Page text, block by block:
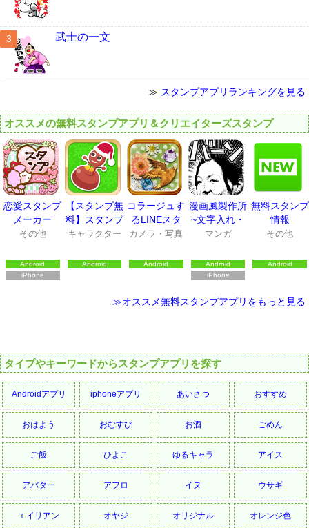
武士の一文
≫ スタンプアプリランキングを見る
オススメの無料スタンプアプリ＆クリエイターズスタンプ
恋愛スタンプ
メーカー
その他
Android
iPhone
【スタンプ無
料】スタンプ
×スタンプ LI
デコメ
キャラクター
Android
コラージュす
るLINEスタ
ンプ共有は､
ン)
カメラ・写真
Android
漫画風製作所
~文字入れ・
ふきだしスタ
マンガ
Android
iPhone
無料スタンプ
情報
その他
Android
≫オススメ無料スタンプアプリをもっと見る
タイプやキーワードからスタンプアプリを探す
Androidアプリ iphoneアプリ あいさつ おすすめ
おはよう おむすび お酒 ごめん
ご飯 ひよこ ゆるキャラ アイス
アバター アフロ イヌ ウサギ
エイリアン オヤジ オリジナル オレンジ色